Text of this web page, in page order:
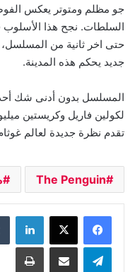
جو مظلم ومتوتر يعكس
السلطات. نجح هذا
حتى اخر ثانية من
جديد يحكم هذه المدينة.
المسلسل بدون أدنى شك أحد
لكولين فاريل وكريستين
تقدم نظرة جديدة لعالم غوثام
The Penguin
تيلقرام مشاركة عبر البريد